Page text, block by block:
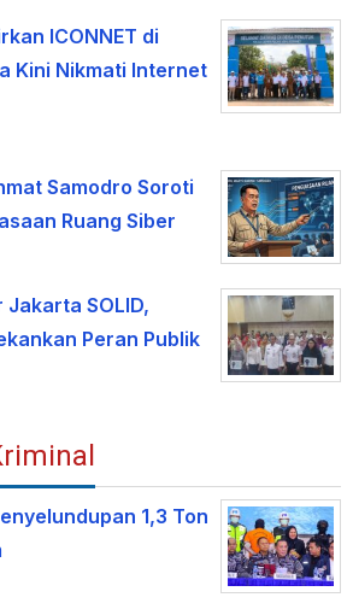
ICONNET di
Kini Nikmati Internet
Samodro Soroti
Ruang Siber
Jakarta SOLID,
Peran Publik
1,3 Ton